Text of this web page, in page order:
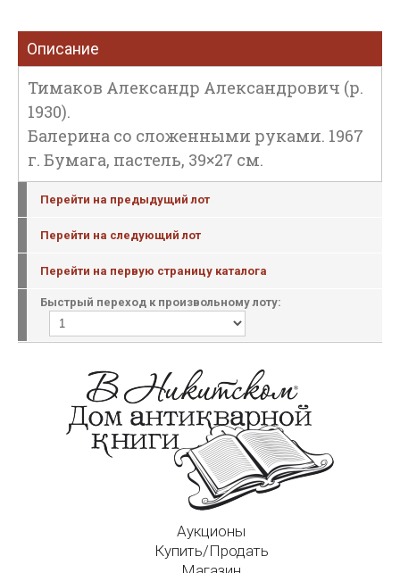
Описание
Тимаков Александр Александрович (р.
1930).
Балерина со сложенными руками. 1967
г. Бумага, пастель, 39×27 см.
Перейти на предыдущий лот
Перейти на следующий лот
Перейти на первую страницу каталога
Быстрый переход к произвольному лоту:
Аукционы
Купить/Продать